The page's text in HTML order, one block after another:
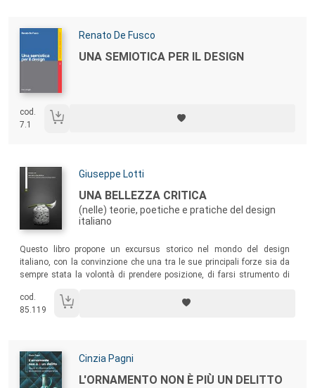
Autori:
Renato De Fusco
Titolo:
UNA SEMIOTICA PER IL DESIGN
cod.
7.1
Autori:
Giuseppe Lotti
Titolo:
UNA BELLEZZA CRITICA
(nelle) teorie, poetiche e pratiche del design
italiano
Questo libro propone un excursus storico nel mondo del design
italiano, con la convinzione che una tra le sue principali forze sia da
sempre stata la volontà di prendere posizione, di farsi strumento di
provare a cambiarla. Ciò senza perdere di vista l’estetica, la qualità
formale, la bellezza del prodotto.
cod.
85.119
Autori:
Cinzia Pagni
Titolo:
L'ORNAMENTO NON È PIÙ UN DELITTO